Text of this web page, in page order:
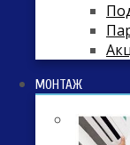
МОНТАЖ